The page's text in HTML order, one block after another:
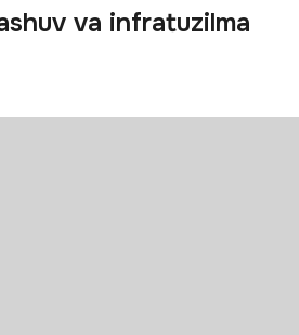
va infratuzilma